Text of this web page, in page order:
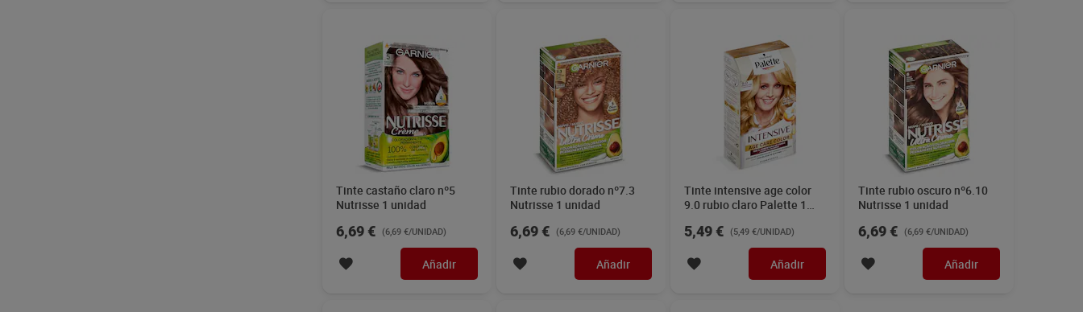
Tinte castaño claro nº5
Nutrisse 1 unidad
6,69 € (6,69 €/UNIDAD)
Añadir
Tinte rubio dorado nº7.3
Nutrisse 1 unidad
6,69 € (6,69 €/UNIDAD)
Añadir
Tinte intensive age color
9.0 rubio claro Palette 1
5,49 € (5,49 €/UNIDAD)
Añadir
Tinte rubio oscuro nº6.10
Nutrisse 1 unidad
6,69 € (6,69 €/UNIDAD)
Añadir